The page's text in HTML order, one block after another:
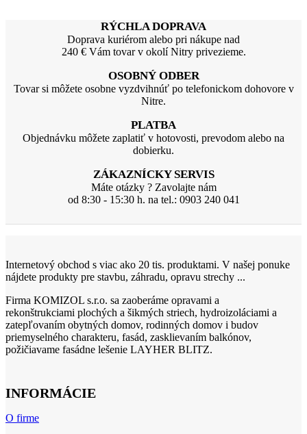
RÝCHLA DOPRAVA
Doprava kuriérom alebo pri nákupe nad
240 € Vám tovar v okolí Nitry privezieme.
OSOBNÝ ODBER
Tovar si môžete osobne vyzdvihnúť po telefonickom dohovore v
Nitre.
PLATBA
Objednávku môžete zaplatiť v hotovosti, prevodom alebo na
dobierku.
ZÁKAZNÍCKY SERVIS
Máte otázky ? Zavolajte nám
od 8:30 - 15:30 h. na tel.: 0903 240 041
Internetový obchod s viac ako 20 tis. produktami. V našej ponuke
nájdete produkty pre stavbu, záhradu, opravu strechy ...
Firma KOMIZOL s.r.o. sa zaoberáme opravami a
rekonštrukciami plochých a šikmých striech, hydroizoláciami a
zatepľovaním obytných domov, rodinných domov i budov
priemyselného charakteru, fasád, zasklievaním balkónov,
požičiavame fasádne lešenie LAYHER BLITZ.
INFORMÁCIE
O firme